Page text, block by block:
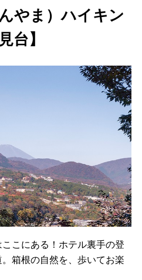
やま）ハイキン
台】
こにある！ホテル裏手の登
箱根の自然を、歩いてお楽